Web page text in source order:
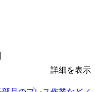
詳細を表示